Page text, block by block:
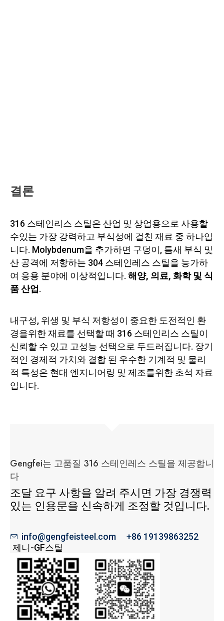
결론
316 스테인리스 스틸은 산업 및 상업용으로 사용할
수있는 가장 강력하고 부식성에 걸친 재료 중 하나입
니다. Molybdenum을 추가하면 구덩이, 틈새 부식 및
산 공격에 저항하는 304 스테인레스 스틸을 능가하
여 응용 분야에 이상적입니다. 해양, 의료, 화학 및 식
품 산업 .
내구성, 위생 및 부식 저항성이 중요한 도전적인 환
경을위한 재료를 선택할 때 316 스테인리스 스틸이
신뢰할 수 있고 고성능 선택으로 두드러집니다. 장기
적인 경제적 가치와 결합 된 우수한 기계적 및 물리
적 특성은 현대 엔지니어링 및 제조를위한 초석 자료
입니다.
Gengfei는 고품질 316 스테인레스 스틸을 제공합니
다
조달 요구 사항을 알려 주시면 가장 경쟁력
있는 인용문을 신속하게 조정할 것입니다.
info@gengfeisteel.com
+86 19139863252
제니-GF스틸